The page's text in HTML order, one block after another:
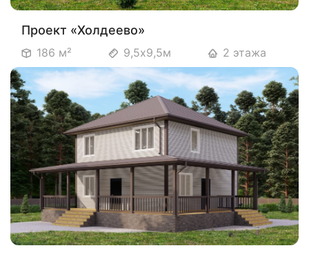
Проект «Холдеево»
186 м² 9,5х9,5м 2 этажа